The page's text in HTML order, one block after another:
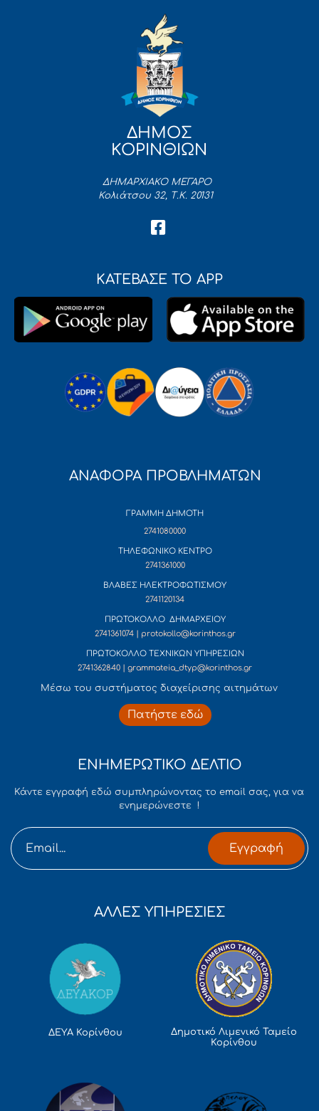
ΔΗΜΟΣ
ΚΟΡΙΝΘΙΩΝ
ΔΗΜΑΡΧΙΑΚΟ ΜΕΓΑΡΟ
Κολιάτσου 32, Τ.Κ. 20131
ΚΑΤΕΒΑΣΕ ΤΟ APP
ΑΝΑΦΟΡΑ ΠΡΟΒΛΗΜΑΤΩΝ
ΓΡΑΜΜΗ ΔΗΜΟΤΗ
2741080000
ΤΗΛΕΦΩΝΙΚΟ ΚΕΝΤΡΟ
2741361000
ΒΛΑΒΕΣ ΗΛΕΚΤΡΟΦΩΤΙΣΜΟΥ
2741120134
ΠΡΩΤΟΚΟΛΛΟ ΔΗΜΑΡΧΕΙΟΥ
2741361074 | protokollo@korinthos.gr
ΠΡΩΤΟΚΟΛΛΟ ΤΕΧΝΙΚΩΝ ΥΠΗΡΕΣΙΩΝ
2741362840 | grammateia_dtyp@korinthos.gr
Mέσω του συστήματος διαχείρισης αιτημάτων
Πατήστε εδώ
ΕΝΗΜΕΡΩΤΙΚΟ ΔΕΛΤΙΟ
Κάντε εγγραφή εδώ συμπληρώνοντας το email σας, για να
ενημερώνεστε !
Εγγραφή
ΑΛΛΕΣ ΥΠΗΡΕΣΙΕΣ
ΔΕΥΑ Κορίνθου
Δημοτικό Λιμενικό Ταμείο
Κορίνθου